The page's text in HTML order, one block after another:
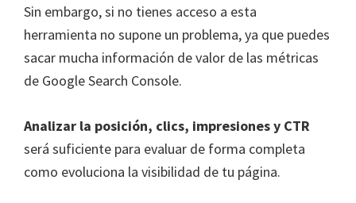
Sin embargo, si no tienes acceso a esta
herramienta no supone un problema, ya que puedes
sacar mucha información de valor de las métricas
de Google Search Console.
Analizar la posición, clics, impresiones y CTR
será suficiente para evaluar de forma completa
como evoluciona la visibilidad de tu página.